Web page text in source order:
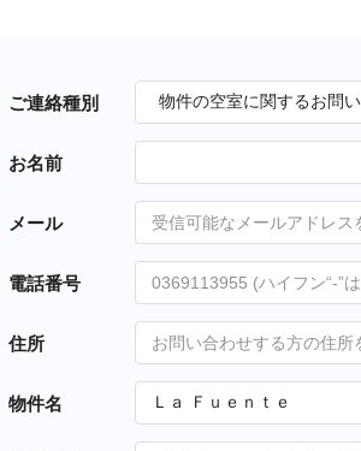
ご連絡種別
お名前
メール
電話番号
住所
物件名